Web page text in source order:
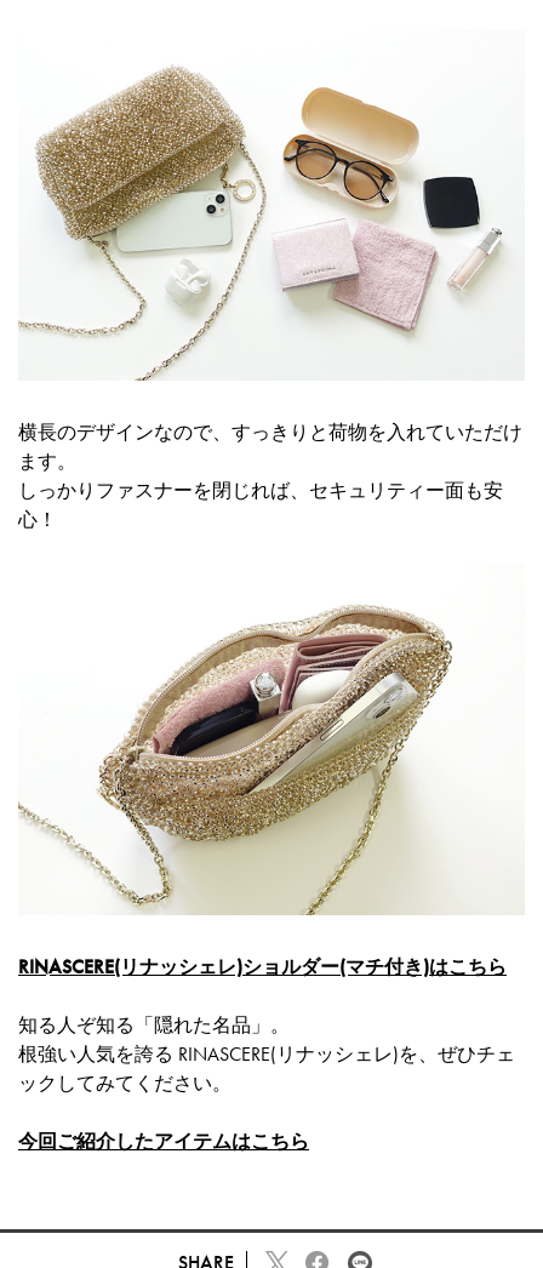
横長のデザインなので、すっきりと荷物を入れていただけ
ます。
しっかりファスナーを閉じれば、セキュリティー面も安
心！
RINASCERE(リナッシェレ)ショルダー(マチ付き)はこちら
知る人ぞ知る「隠れた名品」。
根強い人気を誇る RINASCERE(リナッシェレ)を、ぜひチェ
ックしてみてください。
今回ご紹介したアイテムはこちら
SHARE